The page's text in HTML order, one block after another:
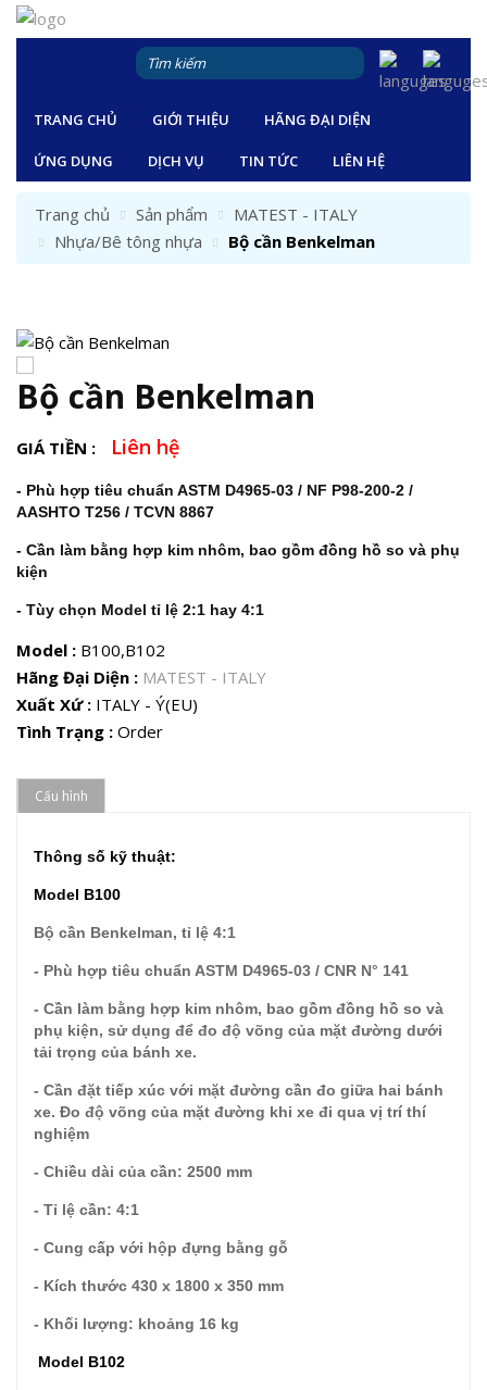
TRANG CHỦ GIỚI THIỆU HÃNG ĐẠI DIỆN
ỨNG DỤNG DỊCH VỤ TIN TỨC LIÊN HỆ
Trang chủ Sản phẩm
MATEST - ITALY
Nhựa/Bê tông nhựa
Bộ cần Benkelman
Bộ cần Benkelman
GIÁ TIỀN : Liên hệ
- Phù hợp tiêu chuẩn ASTM D4965-03 / NF P98-200-2 /
AASHTO T256 / TCVN 8867
- Cần làm bằng hợp kim nhôm, bao gồm đồng hồ so và phụ
kiện
- Tùy chọn Model tỉ lệ 2:1 hay 4:1
Model : B100,B102
Hãng Đại Diện : MATEST - ITALY
Xuất Xứ : ITALY - Ý(EU)
Tình Trạng : Order
Cấu hình
Thông số kỹ thuật:
Model B100
Bộ cần Benkelman, tỉ lệ 4:1
- Phù hợp tiêu chuẩn ASTM D4965-03 / CNR N° 141
- Cần làm bằng hợp kim nhôm, bao gồm đồng hồ so và
phụ kiện, sử dụng để đo độ võng của mặt đường dưới
tải trọng của bánh xe.
- Cần đặt tiếp xúc với mặt đường cần đo giữa hai bánh
xe. Đo độ võng của mặt đường khi xe đi qua vị trí thí
nghiệm
- Chiều dài của cần: 2500 mm
- Tỉ lệ cần: 4:1
- Cung cấp với hộp đựng bằng gỗ
- Kích thước 430 x 1800 x 350 mm
- Khối lượng: khoảng 16 kg
Model B102